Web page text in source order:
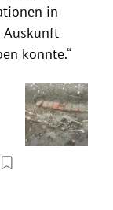
in
Auskunft
könnte.“